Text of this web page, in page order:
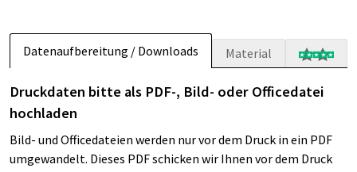
Datenaufbereitung / Downloads Material
Druckdaten bitte als PDF-, Bild- oder Officedatei
hochladen
Bild- und Officedateien werden nur vor dem Druck in ein PDF
umgewandelt. Dieses PDF schicken wir Ihnen vor dem Druck